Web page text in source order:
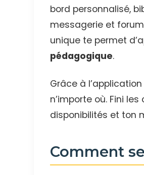
bord personnalisé,
messagerie et
unique te permet
pédagogique.
Grâce à
n’importe où. Fini
disponibilités et ton
Comment